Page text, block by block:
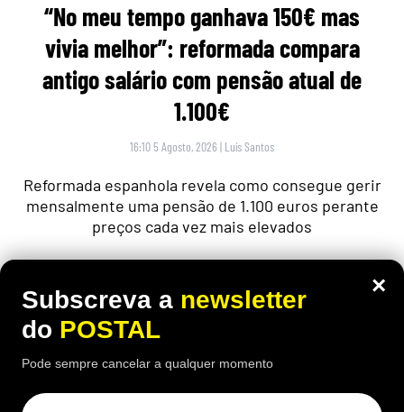
“No meu tempo ganhava 150€ mas
vivia melhor”: reformada compara
antigo salário com pensão atual de
1.100€
16:10 5 Agosto, 2026 | Luís Santos
Reformada espanhola revela como consegue gerir
mensalmente uma pensão de 1.100 euros perante
preços cada vez mais elevados
×
Subscreva a newsletter
do POSTAL
Pode sempre cancelar a qualquer momento